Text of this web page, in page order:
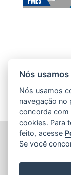
POLÍCIA
Av.
Nós
Nós usamos
navegação no
concorda com
cookies. Para
feito, acesse
Se você